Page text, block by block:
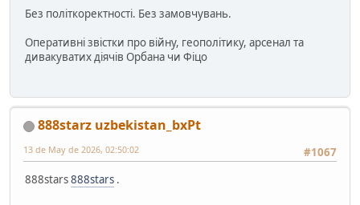
Без політкоректності. Без замовчувань.
Оперативні звістки про війну, геополітику, арсенал та
дивакуватих діячів Орбана чи Фіцо
888starz uzbekistan_bxPt
#1067
13 de May de 2026, 02:50:02
888stars888stars .